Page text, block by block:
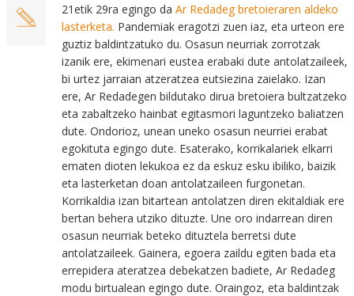
21etik 29ra egingo da Ar Redadeg bretoieraren aldeko
lasterketa. Pandemiak eragotzi zuen iaz, eta urteon ere
guztiz baldintzatuko du. Osasun neurriak zorrotzak
izanik ere, ekimenari eustea erabaki dute antolatzaileek,
bi urtez jarraian atzeratzea eutsiezina zaielako. Izan
ere, Ar Redadegen bildutako dirua bretoiera bultzatzeko
eta zabaltzeko hainbat egitasmori laguntzeko baliatzen
dute. Ondorioz, unean uneko osasun neurriei erabat
egokituta egingo dute. Esaterako, korrikalariek elkarri
ematen dioten lekukoa ez da eskuz esku ibiliko, baizik
eta lasterketan doan antolatzaileen furgonetan.
Korrikaldia izan bitartean antolatzen diren ekitaldiak ere
bertan behera utziko dituzte. Une oro indarrean diren
osasun neurriak beteko dituztela berretsi dute
antolatzaileek. Gainera, egoera zaildu egiten bada eta
errepidera ateratzea debekatzen badiete, Ar Redadeg
modu birtualean egingo dute. Oraingoz, eta baldintzak